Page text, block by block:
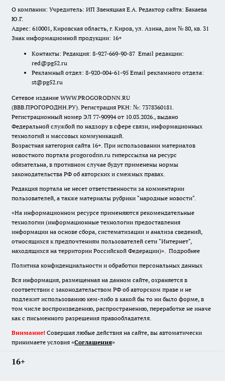
О компании: Учредитель: ИП Звеняцкая Е.А. Редактор сайта: Бакаева
Ю.Г.
Адрес: 610001, Кировская область, г. Киров, ул. Азина, дом № 80, кв. 31
Знак информационной продукции: 16+
Контакты: Редакция: 8-927-669-90-87 Email редакции:
red@pg52.ru
Рекламный отдел: 8-920-004-61-95 Email рекламного отдела:
st@pg52.ru
Сетевое издание WWW.PROGORODNN.RU
(ВВВ.ПРОГОРОДНН.РУ). Регистрация РКН: №: 7378360181.
Регистрационный номер ЭЛ 77-90994 от 10.03.2026., выдано
Федеральной службой по надзору в сфере связи, информационных
технологий и массовых коммуникаций.
Возрастная категория сайта 16+. При использовании материалов
новостного портала progorodnn.ru гиперссылка на ресурс
обязательна, в противном случае будут применены нормы
законодательства РФ об авторских и смежных правах.
Редакция портала не несет ответственности за комментарии
пользователей, а также материалы рубрики "народные новости".
«На информационном ресурсе применяются рекомендательные
технологии (информационные технологии предоставления
информации на основе сбора, систематизации и анализа сведений,
относящихся к предпочтениям пользователей сети "Интернет",
находящихся на территории Российской Федерации)». Подробнее
Политика конфиденциальности и обработки персональных данных
Вся информация, размещенная на данном сайте, охраняется в
соответствии с законодательством РФ об авторском праве и не
подлежит использованию кем-либо в какой бы то ни было форме, в
том числе воспроизведению, распространению, переработке не иначе
как с письменного разрешения правообладателя.
Внимание! Совершая любые действия на сайте, вы автоматически
принимаете условия «Cоглашения»
16+